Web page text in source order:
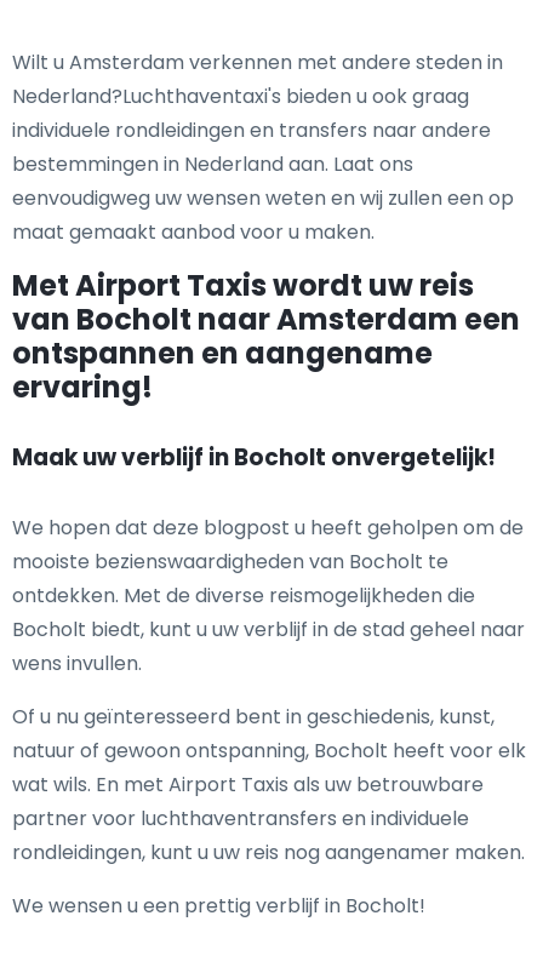
Wilt u Amsterdam verkennen met andere steden in
Nederland?Luchthaventaxi's bieden u ook graag
individuele rondleidingen en transfers naar andere
bestemmingen in Nederland aan. Laat ons
eenvoudigweg uw wensen weten en wij zullen een op
maat gemaakt aanbod voor u maken.
Met Airport Taxis wordt uw reis
van Bocholt naar Amsterdam een
ontspannen en aangename
ervaring!
Maak uw verblijf in Bocholt onvergetelijk!
We hopen dat deze blogpost u heeft geholpen om de
mooiste bezienswaardigheden van Bocholt te
ontdekken. Met de diverse reismogelijkheden die
Bocholt biedt, kunt u uw verblijf in de stad geheel naar
wens invullen.
Of u nu geïnteresseerd bent in geschiedenis, kunst,
natuur of gewoon ontspanning, Bocholt heeft voor elk
wat wils. En met Airport Taxis als uw betrouwbare
partner voor luchthaventransfers en individuele
rondleidingen, kunt u uw reis nog aangenamer maken.
We wensen u een prettig verblijf in Bocholt!